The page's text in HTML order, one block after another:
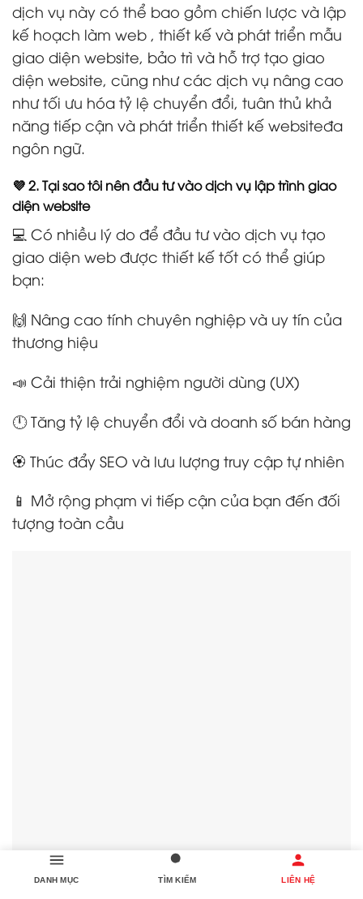
dịch vụ này có thể bao gồm chiến lược và lập
kế hoạch làm web , thiết kế và phát triển mẫu
giao diện website, bảo trì và hỗ trợ tạo giao
diện website, cũng như các dịch vụ nâng cao
như tối ưu hóa tỷ lệ chuyển đổi, tuân thủ khả
năng tiếp cận và phát triển thiết kế websiteđa
ngôn ngữ.
💜 2. Tại sao tôi nên đầu tư vào dịch vụ lập trình giao
diện website
💻 Có nhiều lý do để đầu tư vào dịch vụ tạo
giao diện web được thiết kế tốt có thể giúp
bạn:
🙌 Nâng cao tính chuyên nghiệp và uy tín của
thương hiệu
📣 Cải thiện trải nghiệm người dùng (UX)
🕛 Tăng tỷ lệ chuyển đổi và doanh số bán hàng
🏵️ Thúc đẩy SEO và lưu lượng truy cập tự nhiên
📱 Mở rộng phạm vi tiếp cận của bạn đến đối
tượng toàn cầu
DANH MỤC TÌM KIẾM LIÊN HỆ